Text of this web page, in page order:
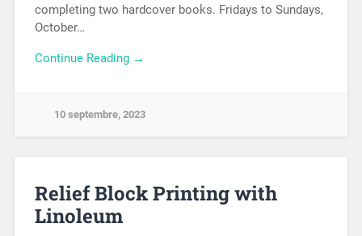
completing two hardcover books. Fridays to Sundays,
October…
Continue Reading →
10 septembre, 2023
Relief Block Printing with
Linoleum